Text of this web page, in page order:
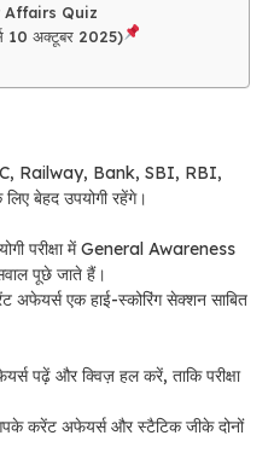
Affairs Quiz
10 अक्टूबर 2025)
Railway, Bank, SBI, RBI,
बेहद उपयोगी रहेंगे।
परीक्षा में General Awareness
पूछे जाते हैं।
एक हाई-स्कोरिंग सेक्शन साबित
पढ़ें और क्विज़ हल करें, ताकि परीक्षा
करेंट अफेयर्स और स्टैटिक जीके दोनों